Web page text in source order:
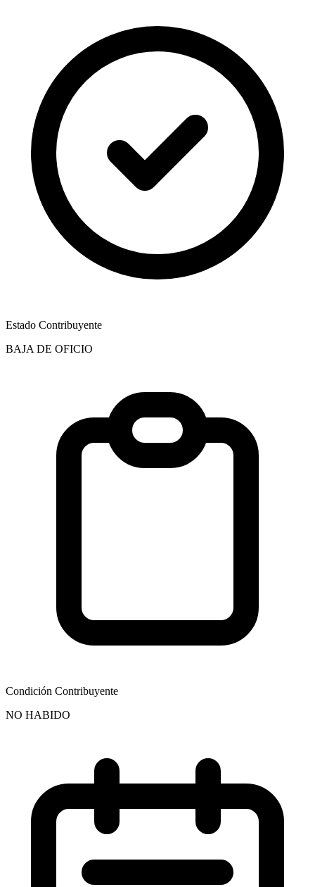
Estado Contribuyente
BAJA DE OFICIO
Condición Contribuyente
NO HABIDO